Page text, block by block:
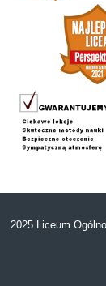
2025 Liceum